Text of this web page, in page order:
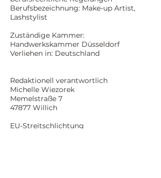
Berufsbezeichnung: Make-up Artist,
Lashstylist
Zuständige Kammer:
Handwerkskammer Düsseldorf
Verliehen in: Deutschland
Redaktionell verantwortlich
Michelle Wiezorek
Memelstraße 7
47877 Willich
EU-Streitschlichtung